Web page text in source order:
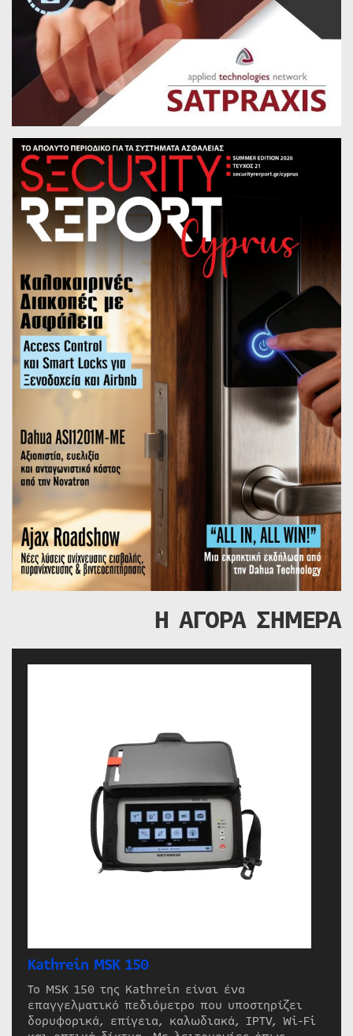
Η ΑΓΟΡΑ ΣΗΜΕΡΑ
Kathrein MSK 150
Το MSK 150 της Kathrein είναι ένα
επαγγελματικό πεδιόμετρο που υποστηρίζει
δορυφορικά, επίγεια, καλωδιακά, IPTV, Wi-Fi